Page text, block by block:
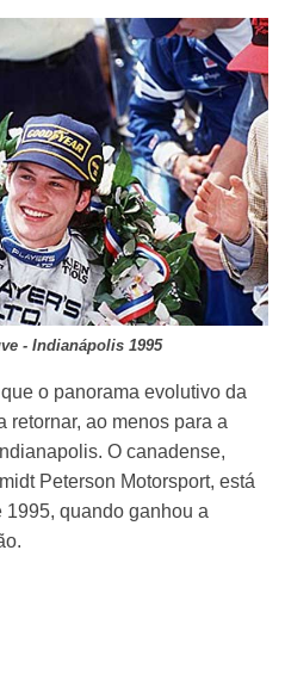
- Indianápolis 1995
o panorama evolutivo da
retornar, ao menos para a
O canadense,
Peterson Motorsport, está
quando ganhou a